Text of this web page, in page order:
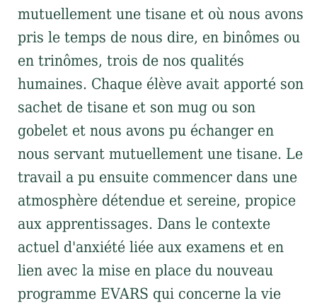
mutuellement une tisane et où nous avons
pris le temps de nous dire, en binômes ou
en trinômes, trois de nos qualités
humaines. Chaque élève avait apporté son
sachet de tisane et son mug ou son
gobelet et nous avons pu échanger en
nous servant mutuellement une tisane. Le
travail a pu ensuite commencer dans une
atmosphère détendue et sereine, propice
aux apprentissages. Dans le contexte
actuel d'anxiété liée aux examens et en
lien avec la mise en place du nouveau
programme EVARS qui concerne la vie